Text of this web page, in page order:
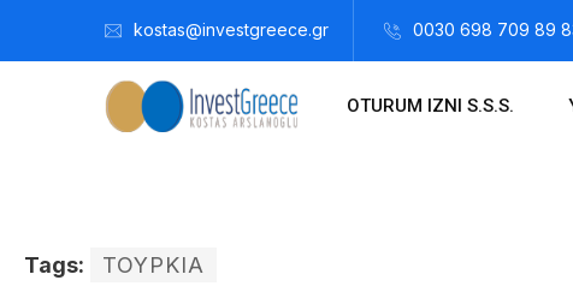
kostas@investgreece.gr 0030 698 709 89
OTURUM IZNI S.S.S.
Tags: ΤΟΥΡΚΙΑ